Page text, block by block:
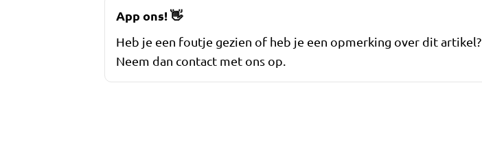
App ons!👋
Heb je een foutje gezien of heb je een opmerking over dit artikel?
Neem dan contact met ons op.